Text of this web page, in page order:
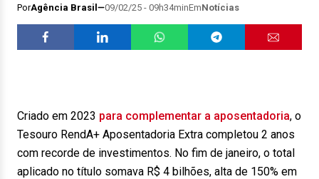
PorAgência Brasil 09/02/25 - 09h34minEmNotícias
Criado em 2023 para complementar a aposentadoria, o
Tesouro RendA+ Aposentadoria Extra completou 2 anos
com recorde de investimentos. No fim de janeiro, o total
aplicado no título somava R$ 4 bilhões, alta de 150% em